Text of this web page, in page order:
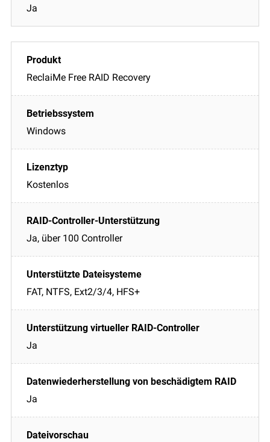
Ja
ReclaiMe Free RAID Recovery
Windows
Kostenlos
Ja, über 100 Controller
FAT, NTFS, Ext2/3/4, HFS+
Ja
Ja